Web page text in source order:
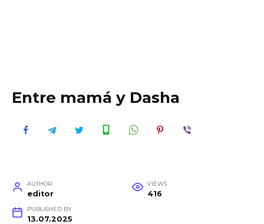
Entre mamá y Dasha
AUTHOR
editor
VIEWS
416
PUBLISHED BY
13.07.2025